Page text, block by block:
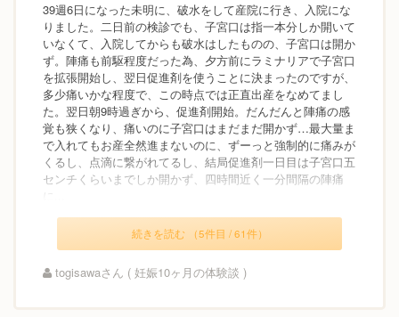
39週6日になった未明に、破水をして産院に行き、入院にな
りました。二日前の検診でも、子宮口は指一本分しか開いて
いなくて、入院してからも破水はしたものの、子宮口は開か
ず。陣痛も前駆程度だった為、夕方前にラミナリアで子宮口
を拡張開始し、翌日促進剤を使うことに決まったのですが、
多少痛いかな程度で、この時点では正直出産をなめてまし
た。翌日朝9時過ぎから、促進剤開始。だんだんと陣痛の感
覚も狭くなり、痛いのに子宮口はまだまだ開かず…最大量ま
で入れてもお産全然進まないのに、ずーっと強制的に痛みが
くるし、点滴に繋がれてるし、結局促進剤一日目は子宮口五
センチくらいまでしか開かず、四時間近く一分間隔の陣痛
続きを読む （5件目 / 61件）
togisawaさん ( 妊娠10ヶ月の体験談 )